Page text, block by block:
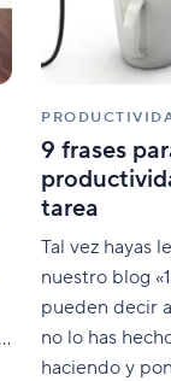
9 frases
tarea
Tal vez hayas
nuestro blog
pueden decir
no lo has
haciendo y